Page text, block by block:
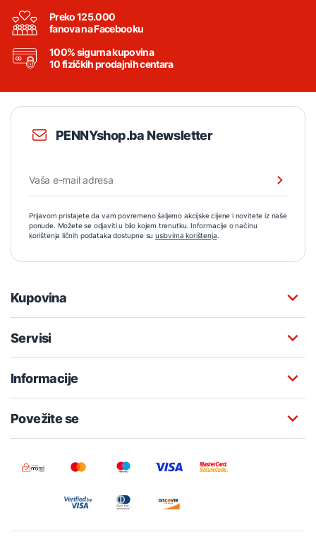
Preko 125.000
fanova na Facebooku
100% sigurna kupovina
10 fizičkih prodajnih centara
PENNYshop.ba Newsletter
Prijavom pristajete da vam povremeno šaljemo akcijske cijene i novitete iz naše
ponude. Možete se odjaviti u bilo kojem trenutku. Informacije o načinu
korištenja ličnih podataka dostupne su uslovima korištenja.
Kupovina
Servisi
Informacije
Povežite se